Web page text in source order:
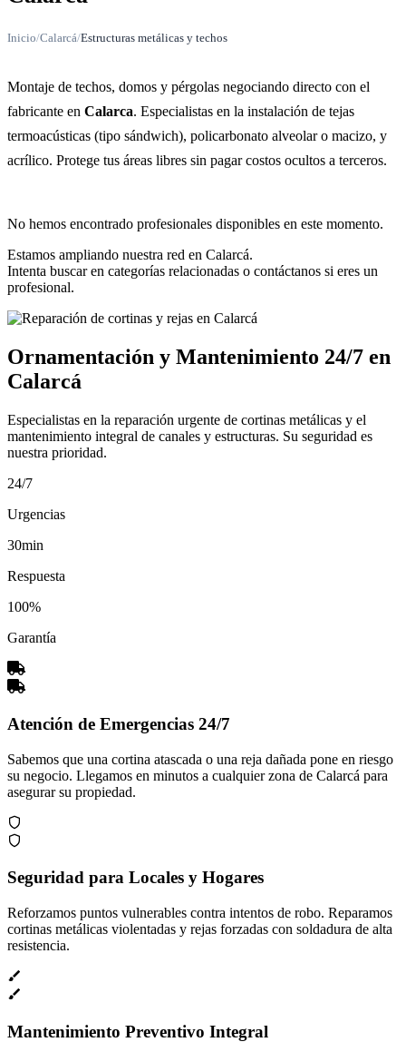
Inicio/Calarcá/Estructuras metálicas y techos
Montaje de techos, domos y pérgolas negociando directo con el
fabricante en Calarca. Especialistas en la instalación de tejas
termoacústicas (tipo sándwich), policarbonato alveolar o macizo, y
acrílico. Protege tus áreas libres sin pagar costos ocultos a terceros.
No hemos encontrado profesionales disponibles en este momento.
Estamos ampliando nuestra red en Calarcá.
Intenta buscar en categorías relacionadas o contáctanos si eres un
profesional.
Ornamentación y Mantenimiento 24/7 en
Calarcá
Especialistas en la reparación urgente de cortinas metálicas y el
mantenimiento integral de canales y estructuras. Su seguridad es
nuestra prioridad.
24/7
Urgencias
30min
Respuesta
100%
Garantía
Atención de Emergencias 24/7
Sabemos que una cortina atascada o una reja dañada pone en riesgo
su negocio. Llegamos en minutos a cualquier zona de Calarcá para
asegurar su propiedad.
Seguridad para Locales y Hogares
Reforzamos puntos vulnerables contra intentos de robo. Reparamos
cortinas metálicas violentadas y rejas forzadas con soldadura de alta
resistencia.
Mantenimiento Preventivo Integral